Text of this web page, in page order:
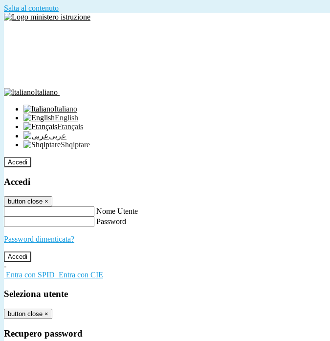
Salta al contenuto
Italiano
Italiano
English
Français
عربى
Shqiptare
Accedi
Accedi
button close ×
Nome Utente
Password
Password dimenticata?
-
Entra con SPID Entra con CIE
Seleziona utente
button close ×
Recupero password